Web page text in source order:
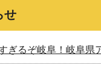
せ
ぎるぞ岐阜！岐阜県